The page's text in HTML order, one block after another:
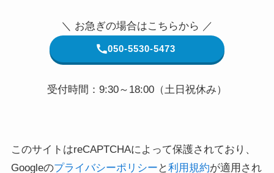
＼ お急ぎの場合はこちらから ／
050-5530-5473
受付時間：9:30～18:00（土日祝休み）
このサイトはreCAPTCHAによって保護されており、
Googleのプライバシーポリシー と利用規約が適用され